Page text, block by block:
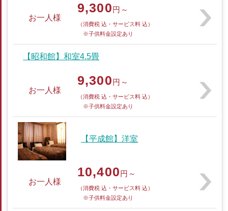
お一人様
9,300円～
（消費税 込・サービス料 込）
※子供料金設定あり
【昭和館】和室4.5畳
お一人様
9,300円～
（消費税 込・サービス料 込）
※子供料金設定あり
【平成館】洋室
お一人様
10,400円～
（消費税 込・サービス料 込）
※子供料金設定あり